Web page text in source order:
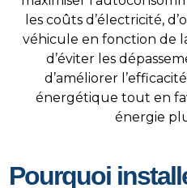
les coûts d’électricité,
véhicule en fonction de
d’éviter les
d’améliorer
énergétique tout en
énergie
Pourquoi